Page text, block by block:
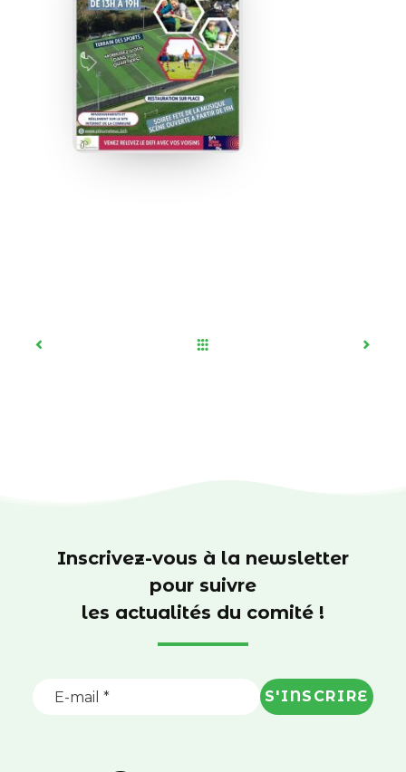
Inscrivez-vous à la newsletter
pour suivre
les actualités du comité !